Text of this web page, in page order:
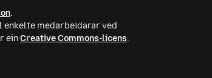
.
medarbeidarar ved
einCreative Commons-licens.